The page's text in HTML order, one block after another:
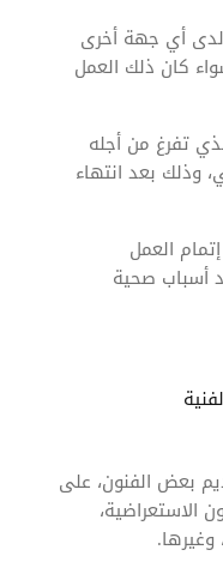
لدى أي جهة أخرى
كان ذلك العمل
تفرغ من أجله
وذلك بعد انتهاء
العمل
أسباب صحية
بعض الفنون، على
الاستعراضية،
وغيرها.